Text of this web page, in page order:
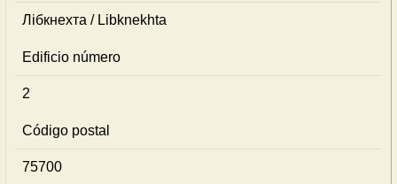
Лібкнехта / Libknekhta
Edificio número
2
Código postal
75700